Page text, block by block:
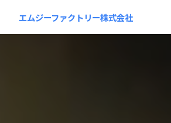
エムジーファクトリー株式会社